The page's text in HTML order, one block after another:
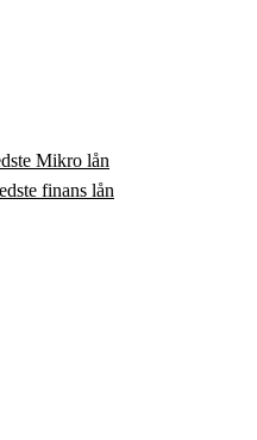
Mikro lån
finans lån